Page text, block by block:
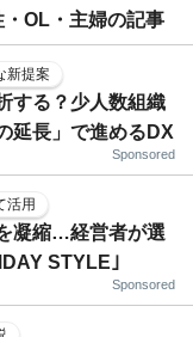
・OL・主婦の記事
新提案
する？少人数組織
延長」で進めるDX
Sponsored
活用
凝縮…経営者が選
STYLE｣
Sponsored